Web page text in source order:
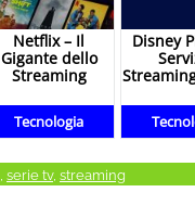
Netflix – Il
Gigante dello
Streaming
Tecnologia
Disney
, serie tv, streaming